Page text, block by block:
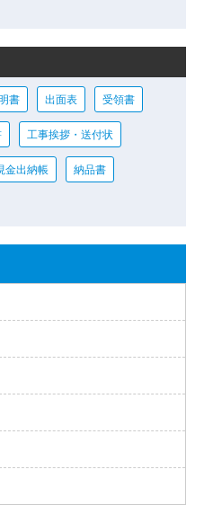
書 出面表 受領書
工事挨拶・送付状
金出納帳 納品書